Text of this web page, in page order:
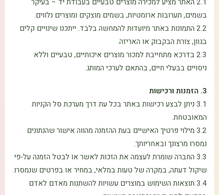
בשמים, תערובות ארומטיות, בשמים מוצקים ומוצרים נלווים.
2.2 התמונות באתר מיועדות להמחשה בלבד. ייתכנו שינויים קלים
בגוון, צורת הבקבוק או האריזה.
2.3 בדרכא מתחייבת למכור מוצרים איכותיים, טבעיים וללא
ניסויים בבעלי חיים, בהתאם לערכי המותג.
3. הזמנות ורכישות
3.1 ניתן לבצע רכישות באתר בכל עת דרך מערכת סל הקניות
המאובטחת.
3.2 מילוי פרטיך האישיים בעת ההזמנה מהווה אישור שהנתונים
נמסרו מרצונך ובאחריותך.
3.3 החברה שומרת לעצמה את הזכות לאשר או לבטל הזמנה על‑פי
שיקול דעתה, במקרה של טעות במלאי, במחיר או בפרטים שנמסרו.
3.4 תוצאות השימוש במוצרים עשויות להשתנות מאדם לאדם